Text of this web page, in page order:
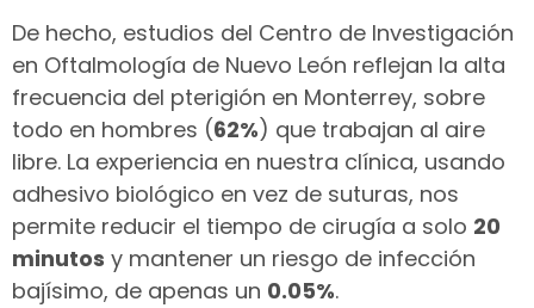
De hecho, estudios del Centro de Investigación
en Oftalmología de Nuevo León reflejan la alta
frecuencia del pterigión en Monterrey, sobre
todo en hombres (62%) que trabajan al aire
libre. La experiencia en nuestra clínica, usando
adhesivo biológico en vez de suturas, nos
permite reducir el tiempo de cirugía a solo 20
minutos y mantener un riesgo de infección
bajísimo, de apenas un 0.05%.